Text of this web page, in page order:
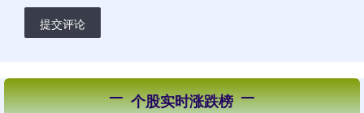
提交评论
个股实时涨跌榜